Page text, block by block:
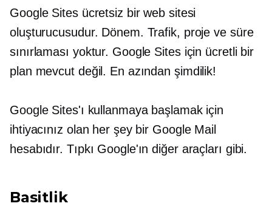
Google Sites ücretsiz bir web sitesi
oluşturucusudur. Dönem. Trafik, proje ve süre
sınırlaması yoktur. Google Sites için ücretli bir
plan mevcut değil. En azından şimdilik!
Google Sites'ı kullanmaya başlamak için
ihtiyacınız olan her şey bir Google Mail
hesabıdır. Tıpkı Google'ın diğer araçları gibi.
Basitlik